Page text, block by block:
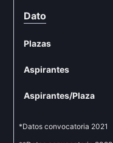
Dato
Plazas
Aspirantes
Aspirantes/Plaza
*Datos convocatoria 2021